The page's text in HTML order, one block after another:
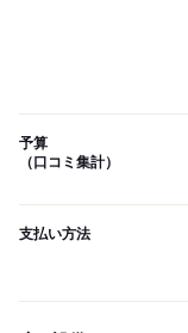
予算
（口コミ集計）
支払い方法